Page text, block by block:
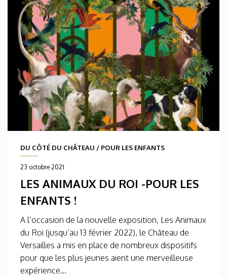
DU CÔTÉ DU CHÂTEAU / POUR LES ENFANTS
23 octobre 2021
LES ANIMAUX DU ROI -POUR LES
ENFANTS !
A l’occasion de la nouvelle exposition, Les Animaux
du Roi (jusqu’au 13 février 2022), le Château de
Versailles a mis en place de nombreux dispositifs
pour que les plus jeunes aient une merveilleuse
expérience...